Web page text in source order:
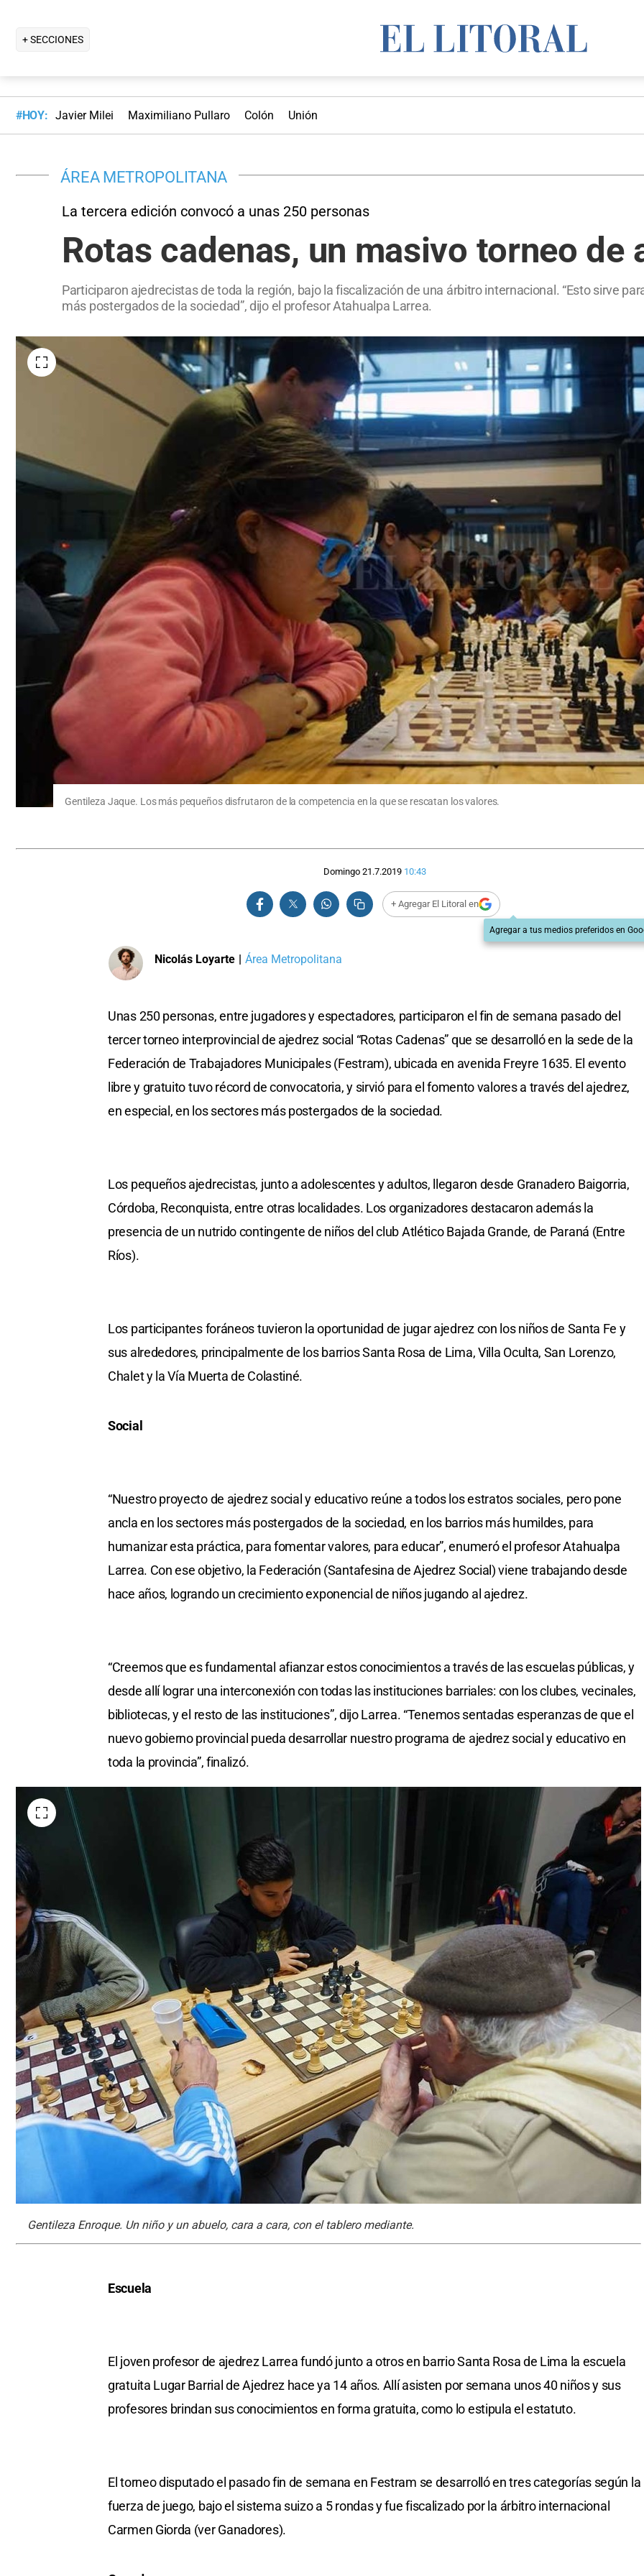
+ SECCIONES
#HOY: Javier Milei Maximiliano Pullaro Colón Unión
ÁREA METROPOLITANA
La tercera edición convocó a unas 250 personas
Rotas cadenas, un masivo torneo de
Participaron ajedrecistas de toda la región, bajo la fiscalización de una árbitro internacional. “Esto sirve
más postergados de la sociedad”, dijo el profesor Atahualpa Larrea.
Gentileza Jaque. Los más pequeños disfrutaron de la competencia en la que se rescatan los valores.
Domingo 21.7.2019 10:43
+ Agregar El Litoral en
Agregar a tus medios preferidos en
Nicolás Loyarte | Área Metropolitana
Unas 250 personas, entre jugadores y espectadores, participaron el fin de semana pasado del
tercer torneo interprovincial de ajedrez social “Rotas Cadenas” que se desarrolló en la sede de la
Federación de Trabajadores Municipales (Festram), ubicada en avenida Freyre 1635. El evento
libre y gratuito tuvo récord de convocatoria, y sirvió para el fomento valores a través del ajedrez,
en especial, en los sectores más postergados de la sociedad.
Los pequeños ajedrecistas, junto a adolescentes y adultos, llegaron desde Granadero Baigorria,
Córdoba, Reconquista, entre otras localidades. Los organizadores destacaron además la
presencia de un nutrido contingente de niños del club Atlético Bajada Grande, de Paraná (Entre
Ríos).
Los participantes foráneos tuvieron la oportunidad de jugar ajedrez con los niños de Santa Fe y
sus alrededores, principalmente de los barrios Santa Rosa de Lima, Villa Oculta, San Lorenzo,
Chalet y la Vía Muerta de Colastiné.
Social
“Nuestro proyecto de ajedrez social y educativo reúne a todos los estratos sociales, pero pone
ancla en los sectores más postergados de la sociedad, en los barrios más humildes, para
humanizar esta práctica, para fomentar valores, para educar”, enumeró el profesor Atahualpa
Larrea. Con ese objetivo, la Federación (Santafesina de Ajedrez Social) viene trabajando desde
hace años, logrando un crecimiento exponencial de niños jugando al ajedrez.
“Creemos que es fundamental afianzar estos conocimientos a través de las escuelas públicas, y
desde allí lograr una interconexión con todas las instituciones barriales: con los clubes, vecinales,
bibliotecas, y el resto de las instituciones”, dijo Larrea. “Tenemos sentadas esperanzas de que el
nuevo gobierno provincial pueda desarrollar nuestro programa de ajedrez social y educativo en
toda la provincia”, finalizó.
Gentileza Enroque. Un niño y un abuelo, cara a cara, con el tablero mediante.
Escuela
El joven profesor de ajedrez Larrea fundó junto a otros en barrio Santa Rosa de Lima la escuela
gratuita Lugar Barrial de Ajedrez hace ya 14 años. Allí asisten por semana unos 40 niños y sus
profesores brindan sus conocimientos en forma gratuita, como lo estipula el estatuto.
El torneo disputado el pasado fin de semana en Festram se desarrolló en tres categorías según la
fuerza de juego, bajo el sistema suizo a 5 rondas y fue fiscalizado por la árbitro internacional
Carmen Giorda (ver Ganadores).